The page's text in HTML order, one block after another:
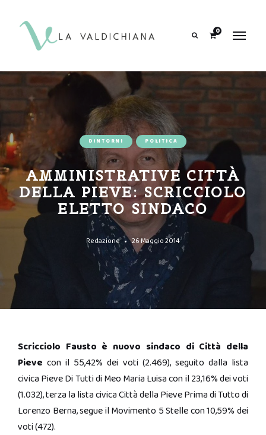
0
DINTORNI POLITICA
AMMINISTRATIVE CITTÀ
DELLA PIEVE: SCRICCIOLO
ELETTO SINDACO
Redazione 26 Maggio 2014
Scricciolo Fausto è nuovo sindaco di Città della
Pieve con il 55,42% dei voti (2.469), seguito dalla lista
civica Pieve Di Tutti di Meo Maria Luisa con il 23,16% dei voti
(1.032), terza la lista civica Città della Pieve Prima di Tutto di
Lorenzo Berna, segue il Movimento 5 Stelle con 10,59% dei
voti (472).